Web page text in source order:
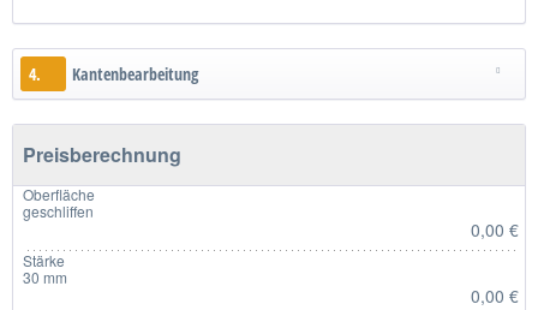
4. Kantenbearbeitung
Preisberechnung
Oberfläche
geschliffen
0,00 €
Stärke
30 mm
0,00 €